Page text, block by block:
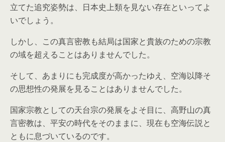
立てた追究姿勢は、日本史上類を見ない存在といってよ
いでしょう。
しかし、この真言密教も結局は国家と貴族のための宗教
の域を超えることはありませんでした。
そして、あまりにも完成度が高かったゆえ、空海以降そ
の思想性の発展を見ることはありませんでした。
国家宗教としての天台宗の発展をよそ目に、高野山の真
言密教は、平安の時代をそのままに、現在も空海伝説と
ともに息づいているのです。